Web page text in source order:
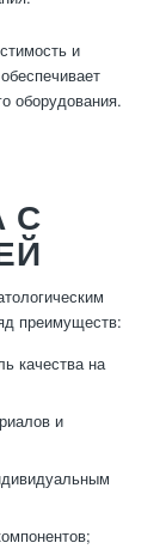
и
оборудования.
С
преимуществ:
качества на
и